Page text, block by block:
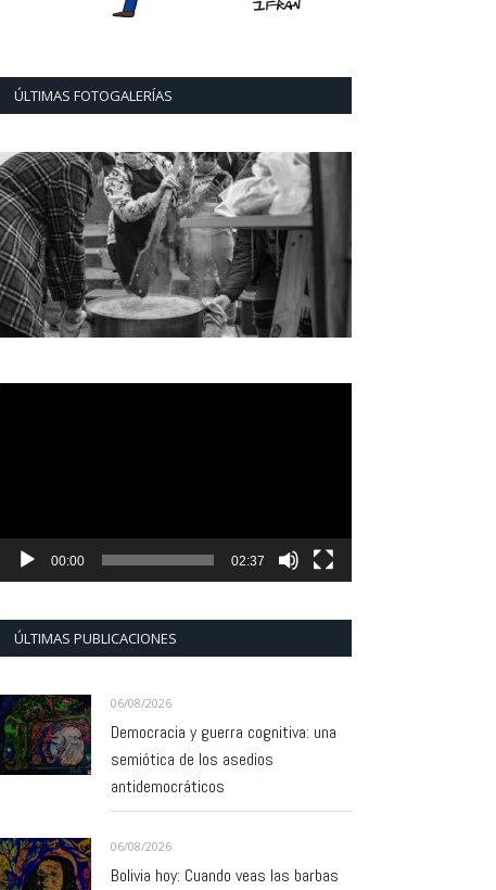
ÚLTIMAS FOTOGALERÍAS
00:00 02:37
ÚLTIMAS PUBLICACIONES
06/08/2026
Democracia y guerra cognitiva: una
semiótica de los asedios
antidemocráticos
06/08/2026
Bolivia hoy: Cuando veas las barbas